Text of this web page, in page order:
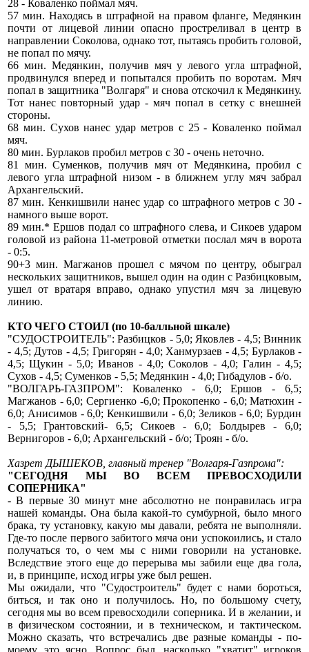
28 - Коваленко поймал мяч.
57 мин. Находясь в штрафной на правом фланге, Медянкин
почти от лицевой линии опасно простреливал в центр в
направлении Соколова, однако тот, пытаясь пробить головой,
не попал по мячу.
66 мин. Медянкин, получив мяч у левого угла штрафной,
продвинулся вперед и попытался пробить по воротам. Мяч
попал в защитника "Волгаря" и снова отскочил к Медянкину.
Тот нанес повторный удар - мяч попал в сетку с внешней
стороны.
68 мин. Сухов нанес удар метров с 25 - Коваленко поймал
мяч.
80 мин. Бурлаков пробил метров с 30 - очень неточно.
81 мин. Суменков, получив мяч от Медянкина, пробил с
левого угла штрафной низом - в ближнем углу мяч забрал
Архангельский.
87 мин. Кенкишвили нанес удар со штрафного метров с 30 -
намного выше ворот.
89 мин.* Ершов подал со штрафного слева, и Сикоев ударом
головой из района 11-метровой отметки послал мяч в ворота
- 0:5.
90+3 мин. Магжанов прошел с мячом по центру, обыграл
нескольких защитников, вышел один на один с Разбицковым,
ушел от вратаря вправо, однако упустил мяч за лицевую
линию.
КТО ЧЕГО СТОИЛ (по 10-балльной шкале)
"СУДОСТРОИТЕЛЬ": Разбицков - 5,0; Яковлев - 4,5; Винник
- 4,5; Дутов - 4,5; Григорян - 4,0; Ханмурзаев - 4,5; Бурлаков -
4,5; Щукин - 5,0; Иванов - 4,0; Соколов - 4,0; Галин - 4,5;
Сухов - 4,5; Суменков - 5,5; Медянкин - 4,0; Гибадулов - б/о.
"ВОЛГАРЬ-ГАЗПРОМ": Коваленко - 6,0; Ершов - 6,5;
Магжанов - 6,0; Сергиенко -6,0; Прокопенко - 6,0; Матюхин -
6,0; Анисимов - 6,0; Кенкишвили - 6,0; Зеликов - 6,0; Бурдин
- 5,5; Грантовский- 6,5; Сикоев - 6,0; Болдырев - 6,0;
Вернигоров - 6,0; Архангельский - б/о; Троян - б/о.
Хазрет ДЫШЕКОВ, главный тренер "Волгаря-Газпрома":
"СЕГОДНЯ МЫ ВО ВСЕМ ПРЕВОСХОДИЛИ
СОПЕРНИКА"
- В первые 30 минут мне абсолютно не понравилась игра
нашей команды. Она была какой-то сумбурной, было много
брака, ту установку, какую мы давали, ребята не выполняли.
Где-то после первого забитого мяча они успокоились, и стало
получаться то, о чем мы с ними говорили на установке.
Вследствие этого еще до перерыва мы забили еще два гола,
и, в принципе, исход игры уже был решен.
Мы ожидали, что "Судостроитель" будет с нами бороться,
биться, и так оно и получилось. Но, по большому счету,
сегодня мы во всем превосходили соперника. И в желании, и
в физическом состоянии, и в техническом, и тактическом.
Можно сказать, что встречались две разные команды - по-
моему, это ясно. Вопрос был, насколько "хватит" игроков